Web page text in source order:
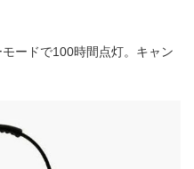
ードで100時間点灯。キャン